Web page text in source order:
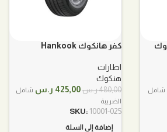
السعر
شامل
كفر هانكوك Hankook
اطارات
هنكوك
480,00ر.س السعر
هو:
480,00 ر.س.
425,00 ر.س السعر
شامل
الضريبة
SKU: 10001-025
إضافة إلى السلة